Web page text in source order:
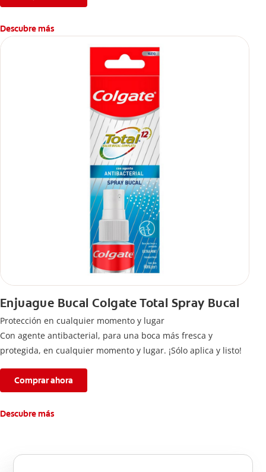
Descubre más
Enjuague Bucal Colgate Total Spray Bucal
Protección en cualquier momento y lugar
Con agente antibacterial, para una boca más fresca y
protegida, en cualquier momento y lugar. ¡Sólo aplica y listo!
Comprar ahora
Descubre más